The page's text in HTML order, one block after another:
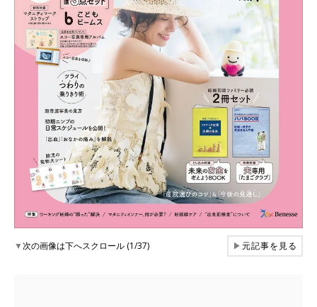
▼次の画像は下へスクロール (1/37) ▶元記事を見る